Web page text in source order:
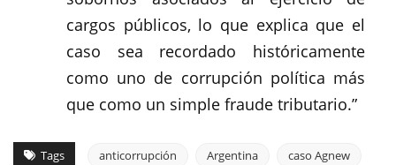
cargos públicos, lo que explica que el
caso sea recordado históricamente
como uno de corrupción política más
que como un simple fraude tributario.”
Tags anticorrupción Argentina caso Agnew